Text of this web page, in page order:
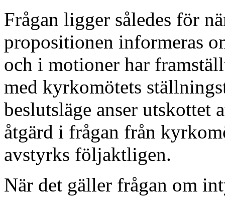
Frågan ligger således för
propositionen informeras
och i motioner har
med kyrkomötets
beslutsläge anser utskottet
åtgärd i frågan från
avstyrks följaktligen.
När det gäller frågan om